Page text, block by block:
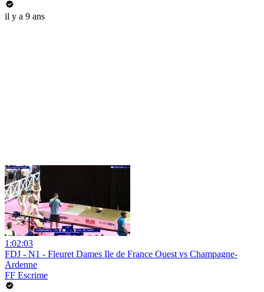
il y a 9 ans
1:02:03
FDJ - N1 - Fleuret Dames Ile de France Ouest vs Champagne-
Ardenne
FF Escrime